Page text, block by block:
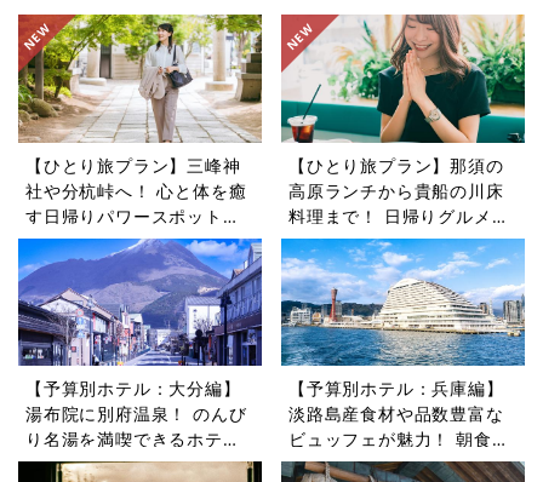
【ひとり旅プラン】三峰神
社や分杭峠へ！ 心と体を癒
す日帰りパワースポットツ
アー5選
【ひとり旅プラン】那須の
高原ランチから貴船の川床
料理まで！ 日帰りグルメ旅
5選
【予算別ホテル：大分編】
湯布院に別府温泉！ のんび
り名湯を満喫できるホテル5
選
【予算別ホテル：兵庫編】
淡路島産食材や品数豊富な
ビュッフェが魅力！ 朝食が
自慢のホテル5選